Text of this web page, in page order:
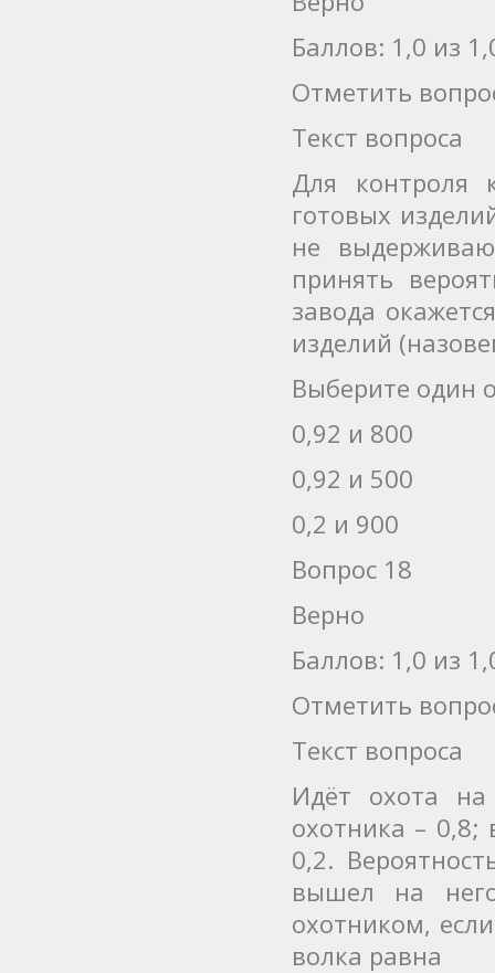
Баллов: 1,0 из
Отметить
Текст вопроса
Для контроля
готовых
не
принять
завода
изделий
Выберите один
0,92 и 800
0,92 и 500
0,2 и 900
Вопрос 18
Верно
Баллов: 1,0 из
Отметить
Текст вопроса
Идёт охота на
охотника – 0,8;
0,2.
вышел на
охотником,
волка равна